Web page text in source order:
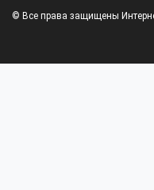
© Все права защищены